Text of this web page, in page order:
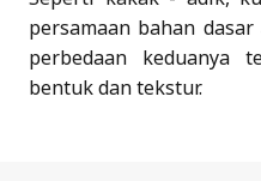
persamaan bahan
perbedaan keduanya
bentuk dan tekstur.